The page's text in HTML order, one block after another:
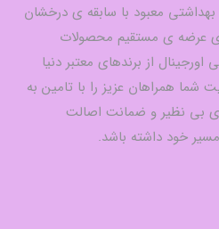
بهداشتی معبود با سابقه ی درخشان
ی عرضه ی مستقیم محصولات
از برندهای معتبر دنیا
شما همراهان عزیز را با تامین به
بی نظیر و ضمانت اصالت
خود داشته باشد.